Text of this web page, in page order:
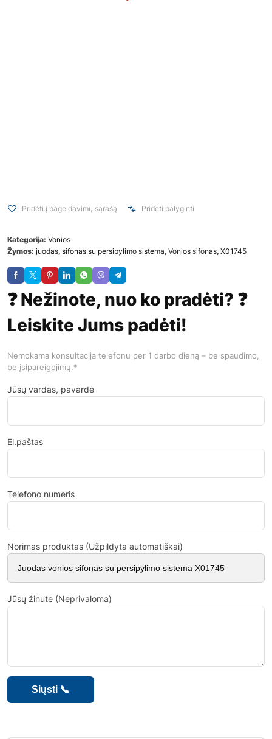
Pridėti į pageidavimų sąrašą Pridėti palyginti
Kategorija: Vonios
Žymos: juodas, sifonas su persipylimo sistema, Vonios sifonas, X01745
❓ Nežinote, nuo ko pradėti? ❓
Leiskite Jums padėti!
Nemokama konsultacija telefonu per 1 darbo dieną – be spaudimo,
be įsipareigojimų.*
Jūsų vardas, pavardė
El.paštas
Telefono numeris
Norimas produktas (Užpildyta automatiškai)
Jūsų žinute (Neprivaloma)